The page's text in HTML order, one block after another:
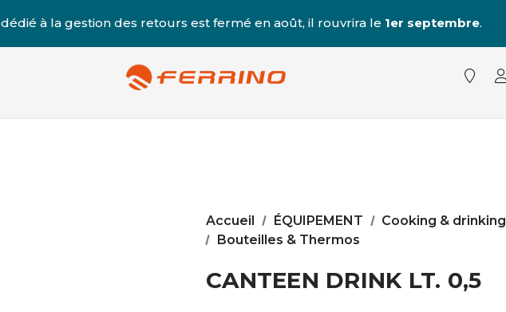
dédié à la gestion des retours est fermé en août, il rouvrira le 1er septembre.
Accueil ÉQUIPEMENT
Cooking & drinking
Bouteilles & Thermos
CANTEEN DRINK LT. 0,5